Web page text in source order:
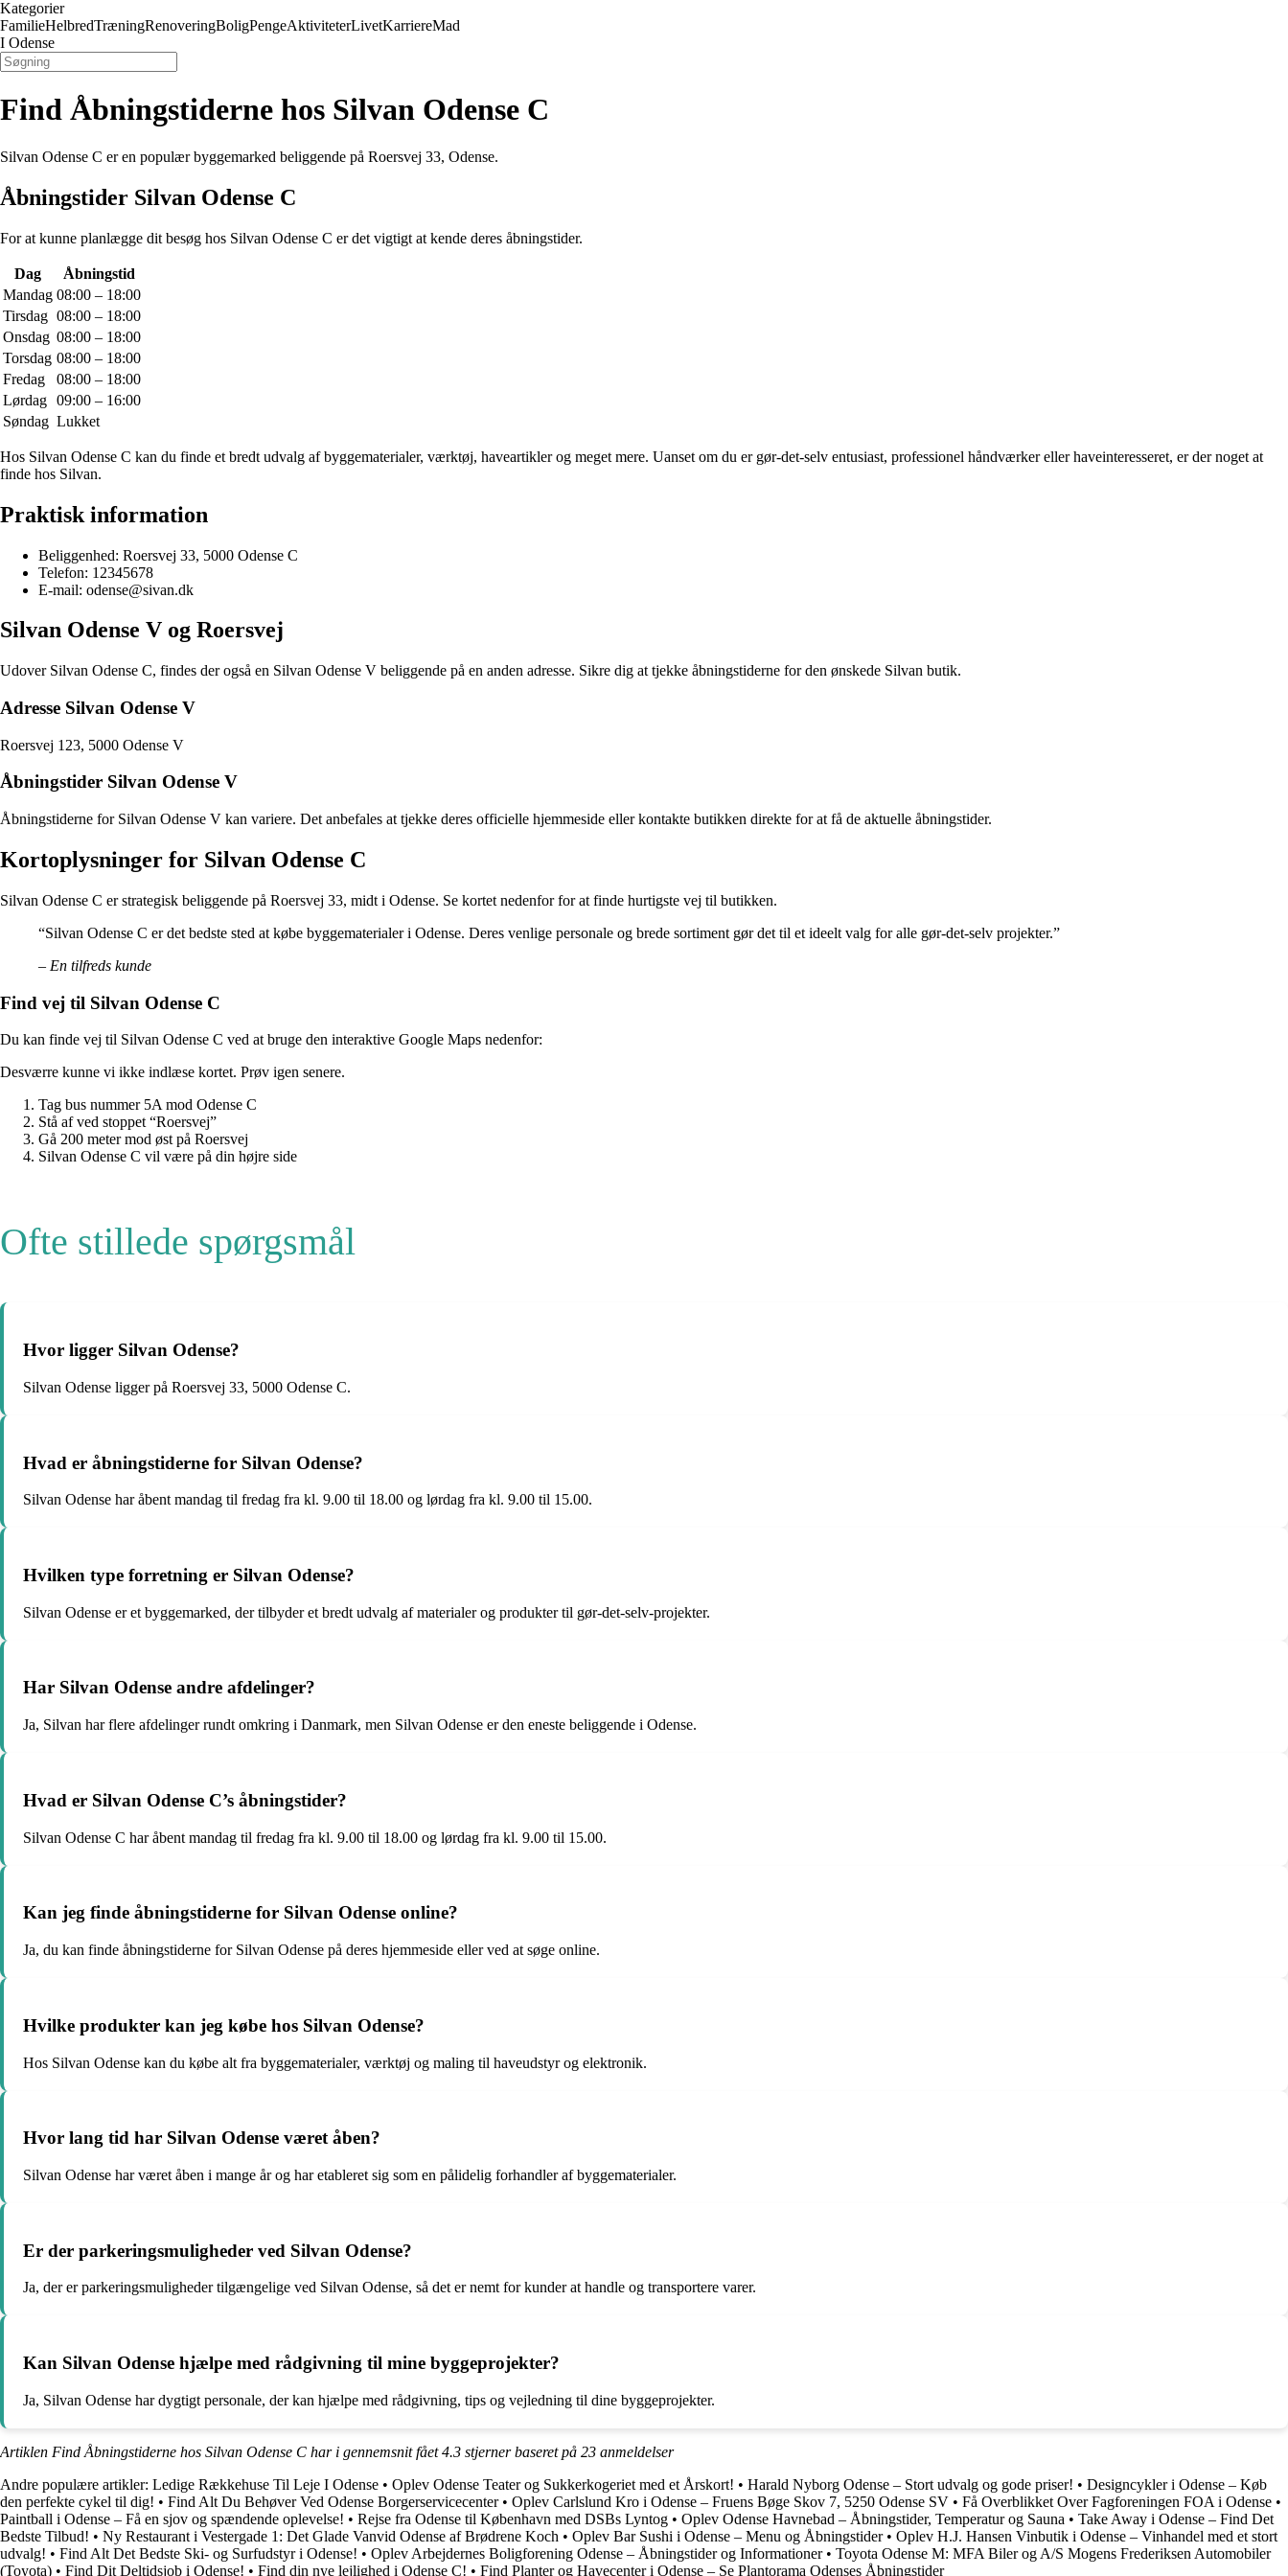
Kategorier
FamilieHelbredTræningRenoveringBoligPengeAktiviteterLivetKarriereMad
I Odense
Find Åbningstiderne hos Silvan Odense C
Silvan Odense C er en populær byggemarked beliggende på Roersvej 33, Odense.
Åbningstider Silvan Odense C
For at kunne planlægge dit besøg hos Silvan Odense C er det vigtigt at kende deres åbningstider.
Dag
Åbningstid
Mandag 08:00 – 18:00
Tirsdag 08:00 – 18:00
Onsdag 08:00 – 18:00
Torsdag 08:00 – 18:00
Fredag
08:00 – 18:00
Lørdag 09:00 – 16:00
Søndag Lukket
Hos Silvan Odense C kan du finde et bredt udvalg af byggematerialer, værktøj, haveartikler og meget mere. Uanset om du er gør-det-selv entusiast, professionel håndværker eller haveinteresseret, er der noget at
finde hos Silvan.
Praktisk information
Beliggenhed: Roersvej 33, 5000 Odense C
Telefon: 12345678
E-mail: odense@sivan.dk
Silvan Odense V og Roersvej
Udover Silvan Odense C, findes der også en Silvan Odense V beliggende på en anden adresse. Sikre dig at tjekke åbningstiderne for den ønskede Silvan butik.
Adresse Silvan Odense V
Roersvej 123, 5000 Odense V
Åbningstider Silvan Odense V
Åbningstiderne for Silvan Odense V kan variere. Det anbefales at tjekke deres officielle hjemmeside eller kontakte butikken direkte for at få de aktuelle åbningstider.
Kortoplysninger for Silvan Odense C
Silvan Odense C er strategisk beliggende på Roersvej 33, midt i Odense. Se kortet nedenfor for at finde hurtigste vej til butikken.
“Silvan Odense C er det bedste sted at købe byggematerialer i Odense. Deres venlige personale og brede sortiment gør det til et ideelt valg for alle gør-det-selv projekter.”
– En tilfreds kunde
Find vej til Silvan Odense C
Du kan finde vej til Silvan Odense C ved at bruge den interaktive Google Maps nedenfor:
Desværre kunne vi ikke indlæse kortet. Prøv igen senere.
Tag bus nummer 5A mod Odense C
Stå af ved stoppet “Roersvej”
Gå 200 meter mod øst på Roersvej
Silvan Odense C vil være på din højre side
Ofte stillede spørgsmål
Hvor ligger Silvan Odense?
Silvan Odense ligger på Roersvej 33, 5000 Odense C.
Hvad er åbningstiderne for Silvan Odense?
Silvan Odense har åbent mandag til fredag fra kl. 9.00 til 18.00 og lørdag fra kl. 9.00 til 15.00.
Hvilken type forretning er Silvan Odense?
Silvan Odense er et byggemarked, der tilbyder et bredt udvalg af materialer og produkter til gør-det-selv-projekter.
Har Silvan Odense andre afdelinger?
Ja, Silvan har flere afdelinger rundt omkring i Danmark, men Silvan Odense er den eneste beliggende i Odense.
Hvad er Silvan Odense C’s åbningstider?
Silvan Odense C har åbent mandag til fredag fra kl. 9.00 til 18.00 og lørdag fra kl. 9.00 til 15.00.
Kan jeg finde åbningstiderne for Silvan Odense online?
Ja, du kan finde åbningstiderne for Silvan Odense på deres hjemmeside eller ved at søge online.
Hvilke produkter kan jeg købe hos Silvan Odense?
Hos Silvan Odense kan du købe alt fra byggematerialer, værktøj og maling til haveudstyr og elektronik.
Hvor lang tid har Silvan Odense været åben?
Silvan Odense har været åben i mange år og har etableret sig som en pålidelig forhandler af byggematerialer.
Er der parkeringsmuligheder ved Silvan Odense?
Ja, der er parkeringsmuligheder tilgængelige ved Silvan Odense, så det er nemt for kunder at handle og transportere varer.
Kan Silvan Odense hjælpe med rådgivning til mine byggeprojekter?
Ja, Silvan Odense har dygtigt personale, der kan hjælpe med rådgivning, tips og vejledning til dine byggeprojekter.
Artiklen Find Åbningstiderne hos Silvan Odense C har i gennemsnit fået4.3 stjerner baseret på 23 anmeldelser
Andre populære artikler: Ledige Rækkehuse Til Leje I Odense • Oplev Odense Teater og Sukkerkogeriet med et Årskort! • Harald Nyborg Odense – Stort udvalg og gode priser! • Designcykler i Odense – Køb
den perfekte cykel til dig! • Find Alt Du Behøver Ved Odense Borgerservicecenter• Oplev Carlslund Kro i Odense – Fruens Bøge Skov 7, 5250 Odense SV • Få Overblikket Over Fagforeningen FOA i Odense •
Paintball i Odense – Få en sjov og spændende oplevelse! • Rejse fra Odense til København med DSBs Lyntog • Oplev Odense Havnebad – Åbningstider, Temperatur og Sauna • Take Away i Odense – Find Det
Bedste Tilbud! • Ny Restaurant i Vestergade 1: Det Glade Vanvid Odense af Brødrene Koch • Oplev Bar Sushi i Odense – Menu og Åbningstider• Oplev H.J. Hansen Vinbutik i Odense – Vinhandel med et stort
udvalg! • Find Alt Det Bedste Ski- og Surfudstyr i Odense! • Oplev Arbejdernes Boligforening Odense – Åbningstider og Informationer• Toyota Odense M: MFA Biler og A/S Mogens Frederiksen Automobiler
(Toyota) • Find Dit Deltidsjob i Odense! • Find din nye lejlighed i Odense C! • Find Planter og Havecenter i Odense – Se Plantorama Odenses Åbningstider